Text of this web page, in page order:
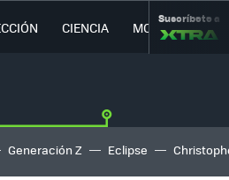
CIENCIA MOVILIDAD
Suscríbete a
Generación Z Eclipse